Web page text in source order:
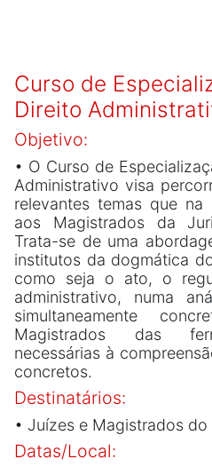
Curso de
Direito
Objetivo:
• O Curso de
Administrativo visa
relevantes temas que
aos Magistrados da
Trata-se de uma
institutos da dogmática
como seja o ato, o
administrativo, numa
simultaneamente
Magistrados das
necessárias à
concretos.
Destinatários:
• Juízes e Magistrados
Datas/Local: